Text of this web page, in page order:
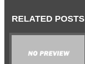
RELATED POSTS